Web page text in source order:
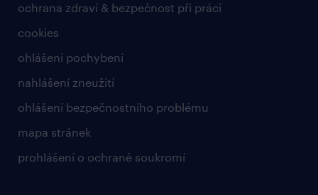
ochrana zdraví & bezpečnost při práci
cookies
ohlášení pochybení
nahlášení zneužití
ohlášení bezpečnostního problému
mapa stránek
prohlášení o ochraně soukromí